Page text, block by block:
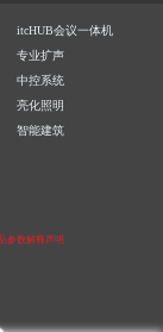
itcHUB会议一体机
专业扩声
中控系统
亮化照明
智能建筑
参数解释声明